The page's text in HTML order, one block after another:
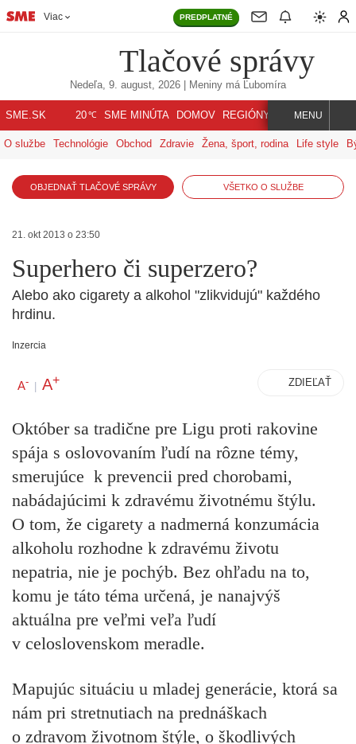
Viac PREDPLATNÉ
Tlačové správy
Nedeľa, 9. august, 2026 | Meniny má Ľubomíra
SME.SK 20℃ SME MINÚTA DOMOV REGIÓNY INDEX SVET
MENU
O službe Technológie Obchod Zdravie Žena, šport, rodina Life style
OBJEDNAŤ TLAČOVÉ SPRÁVY VŠETKO O SLUŽBE
21. okt 2013 o 23:50
Superhero či superzero?
Alebo ako cigarety a alkohol "zlikvidujú" každého
hrdinu.
Inzercia
A- | A+ ZDIEĽAŤ
Október sa tradične pre Ligu proti rakovine
spája s oslovovaním ľudí na rôzne témy,
smerujúce k prevencii pred chorobami,
nabádajúcimi k zdravému životnému štýlu.
O tom, že cigarety a nadmerná konzumácia
alkoholu rozhodne k zdravému životu
nepatria, nie je pochýb. Bez ohľadu na to,
komu je táto téma určená, je nanajvýš
aktuálna pre veľmi veľa ľudí
v celoslovenskom meradle.
Mapujúc situáciu u mladej generácie, ktorá sa
nám pri stretnutiach na prednáškach
o zdravom životnom štýle, o škodlivých